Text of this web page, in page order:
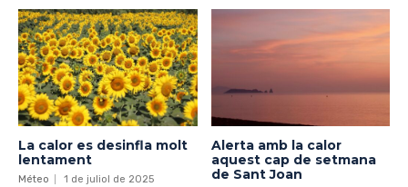
La calor es desinfla molt
lentament
Méteo 1 de juliol de 2025
Alerta amb la calor
aquest cap de setmana
de Sant Joan